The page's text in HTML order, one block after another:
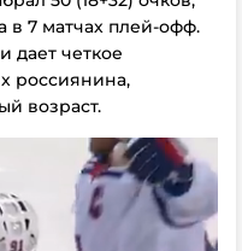
в 7 матчах плей-офф.
дает четкое
россиянина,
возраст.